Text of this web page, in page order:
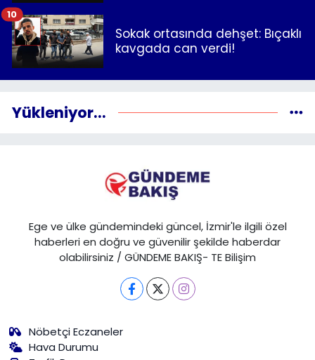
Sokak ortasında dehşet: Bıçaklı
kavgada can verdi!
10
Yükleniyor...
Ege ve ülke gündemindeki güncel, İzmir'le ilgili özel
haberleri en doğru ve güvenilir şekilde haberdar
olabilirsiniz / GÜNDEME BAKIŞ- TE Bilişim
Nöbetçi Eczaneler
Hava Durumu